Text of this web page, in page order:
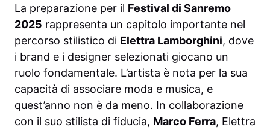
La preparazione per il Festival di Sanremo
2025 rappresenta un capitolo importante nel
percorso stilistico di Elettra Lamborghini, dove
i brand e i designer selezionati giocano un
ruolo fondamentale. L’artista è nota per la sua
capacità di associare moda e musica, e
quest’anno non è da meno. In collaborazione
con il suo stilista di fiducia, Marco Ferra, Elettra